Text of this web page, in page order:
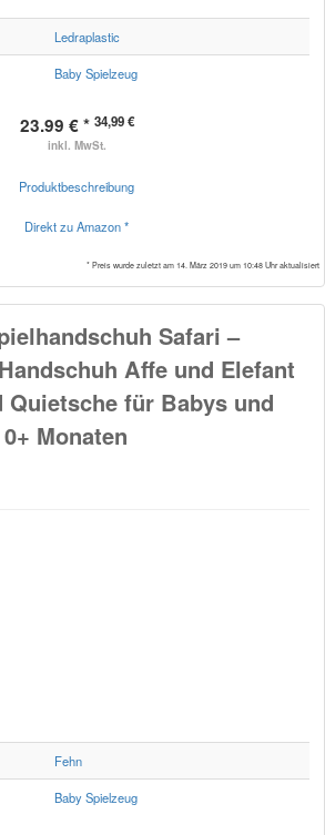
Ledraplastic
Baby Spielzeug
23.99 € * 34,99 €
inkl. MwSt.
Produktbeschreibung
Direkt zu Amazon *
* Preis wurde zuletzt am 14. März 2019 um 10:48 Uhr aktualisiert
Safari –
Affe und Elefant
Quietsche für Babys und
Monaten
Fehn
Baby Spielzeug